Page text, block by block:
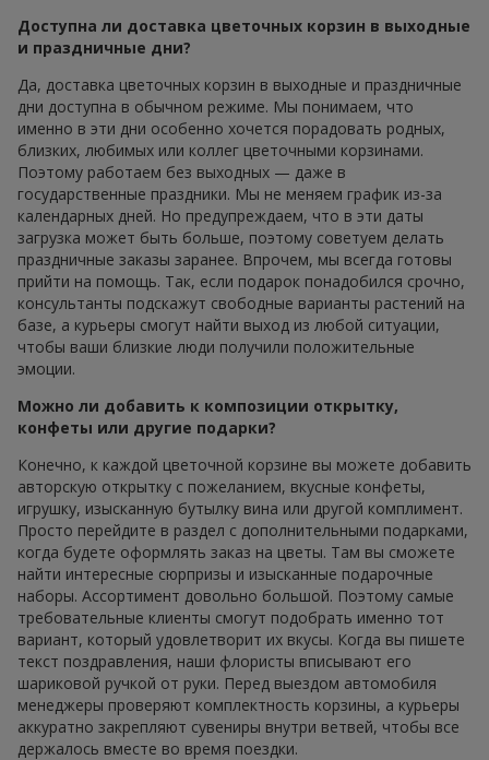
Доступна ли доставка цветочных корзин в выходные
и праздничные дни?
Да, доставка цветочных корзин в выходные и праздничные
дни доступна в обычном режиме. Мы понимаем, что
именно в эти дни особенно хочется порадовать родных,
близких, любимых или коллег цветочными корзинами.
Поэтому работаем без выходных — даже в
государственные праздники. Мы не меняем график из-за
календарных дней. Но предупреждаем, что в эти даты
загрузка может быть больше, поэтому советуем делать
праздничные заказы заранее. Впрочем, мы всегда готовы
прийти на помощь. Так, если подарок понадобился срочно,
консультанты подскажут свободные варианты растений на
базе, а курьеры смогут найти выход из любой ситуации,
чтобы ваши близкие люди получили положительные
эмоции.
Можно ли добавить к композиции открытку,
конфеты или другие подарки?
Конечно, к каждой цветочной корзине вы можете добавить
авторскую открытку с пожеланием, вкусные конфеты,
игрушку, изысканную бутылку вина или другой комплимент.
Просто перейдите в раздел с дополнительными подарками,
когда будете оформлять заказ на цветы. Там вы сможете
найти интересные сюрпризы и изысканные подарочные
наборы. Ассортимент довольно большой. Поэтому самые
требовательные клиенты смогут подобрать именно тот
вариант, который удовлетворит их вкусы. Когда вы пишете
текст поздравления, наши флористы вписывают его
шариковой ручкой от руки. Перед выездом автомобиля
менеджеры проверяют комплектность корзины, а курьеры
аккуратно закрепляют сувениры внутри ветвей, чтобы все
держалось вместе во время поездки.